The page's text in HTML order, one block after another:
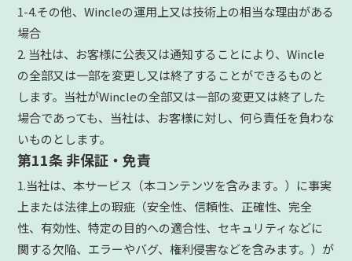
1-4.その他、Wincleの運用上又は技術上の相当な理由がある
場合
2. 当社は、お客様に公表又は通知することにより、Wincle
の全部又は一部を変更し又は終了することができるものと
します。当社がWincleの全部又は一部の変更又は終了した
場合であっても、当社は、お客様に対し、何ら責任を負わな
いものとします。
第11条 非保証・免責
1.当社は、本サービス（本コンテンツを含みます。）に事実
上または法律上の瑕疵（安全性、信頼性、正確性、完全
性、有効性、特定の目的への適合性、セキュリティなどに
関する欠陥、エラーやバグ、権利侵害などを含みます。）が